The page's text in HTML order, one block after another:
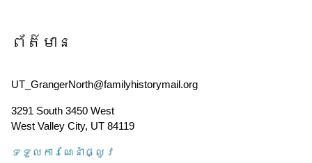
ព័ត៌មាន
UT_GrangerNorth@familyhistorymail.org
3291 South 3450 West
West Valley City, UT 84119
ទទួល​ការណែនាំ​ផ្លូវ